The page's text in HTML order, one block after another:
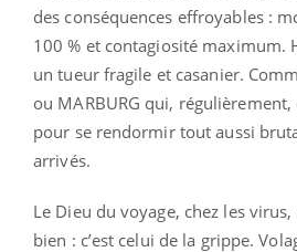
des conséquences effroyables :
100 % et contagiosité maximum.
un tueur fragile et casanier.
ou MARBURG qui,
pour se rendormir tout aussi
arrivés.
Le Dieu du voyage, chez les
bien : c’est celui de la grippe.